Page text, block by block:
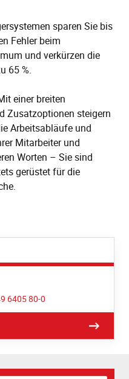
sparen Sie bis
Fehler beim
und verkürzen die
65 %.
einer breiten
Zusatzoptionen steigern
Arbeitsabläufe und
Mitarbeiter und
Worten – Sie sind
gerüstet für die
6405 80-0